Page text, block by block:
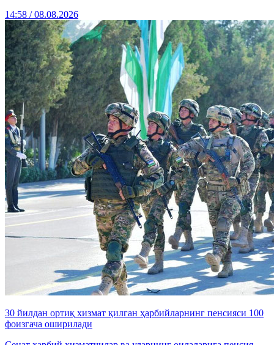
14:58 / 08.08.2026
30 йилдан ортиқ хизмат қилган ҳарбийларнинг пенсияси 100
фоизгача оширилади